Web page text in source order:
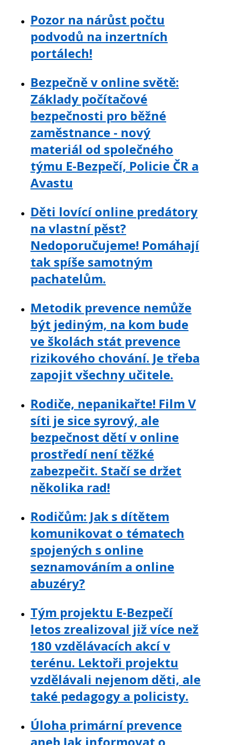
Pozor na nárůst počtu
podvodů na inzertních
portálech!
Bezpečně v online světě:
Základy počítačové
bezpečnosti pro běžné
zaměstnance - nový
materiál od společného
týmu E-Bezpečí, Policie ČR a
Avastu
Děti lovící online predátory
na vlastní pěst?
Nedoporučujeme! Pomáhají
tak spíše samotným
pachatelům.
Metodik prevence nemůže
být jediným, na kom bude
ve školách stát prevence
rizikového chování. Je třeba
zapojit všechny učitele.
Rodiče, nepanikařte! Film V
síti je sice syrový, ale
bezpečnost dětí v online
prostředí není těžké
zabezpečit. Stačí se držet
několika rad!
Rodičům: Jak s dítětem
komunikovat o tématech
spojených s online
seznamováním a online
abuzéry?
Tým projektu E-Bezpečí
letos zrealizoval již více než
180 vzdělávacích akcí v
terénu. Lektoři projektu
vzdělávali nejenom děti, ale
také pedagogy a policisty.
Úloha primární prevence